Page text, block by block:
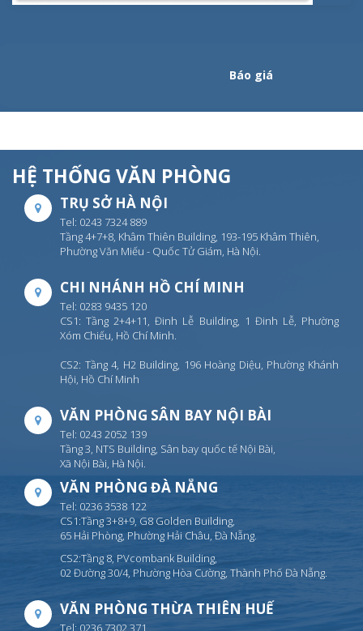
Báo giá
HỆ THỐNG VĂN PHÒNG
TRỤ SỞ HÀ NỘI
Tel: 0243 7324 889
Tầng 4+7+8, Khâm Thiên Building, 193-195 Khâm Thiên,
Phường Văn Miếu - Quốc Tử Giám, Hà Nội.
CHI NHÁNH HỒ CHÍ MINH
Tel: 0283 9435 120
CS1: Tầng 2+4+11, Đinh Lễ Building, 1 Đinh Lễ, Phường
Xóm Chiếu, Hồ Chí Minh.
CS2: Tầng 4, H2 Building, 196 Hoàng Diệu, Phường Khánh
Hội, Hồ Chí Minh
VĂN PHÒNG SÂN BAY NỘI BÀI
Tel: 0243 2052 139
Tầng 3, NTS Building, Sân bay quốc tế Nội Bài,
Xã Nội Bài, Hà Nội.
VĂN PHÒNG ĐÀ NẴNG
Tel: 0236 3538 122
CS1:Tầng 3+8+9, G8 Golden Building,
65 Hải Phòng, Phường Hải Châu, Đà Nẵng.
CS2:Tầng 8, PVcombank Building,
02 Đường 30/4, Phường Hòa Cường, Thành Phố Đà Nẵng.
VĂN PHÒNG THỪA THIÊN HUẾ
Tel: 0236 7302 371